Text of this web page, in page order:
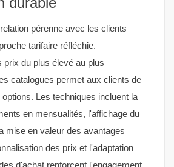
pérenne avec les clients
tarifaire réfléchie.
prix du plus élevé au plus
catalogues permet aux clients de
Les techniques incluent la
en mensualités, l'affichage du
mise en valeur des avantages
des prix et l'adaptation